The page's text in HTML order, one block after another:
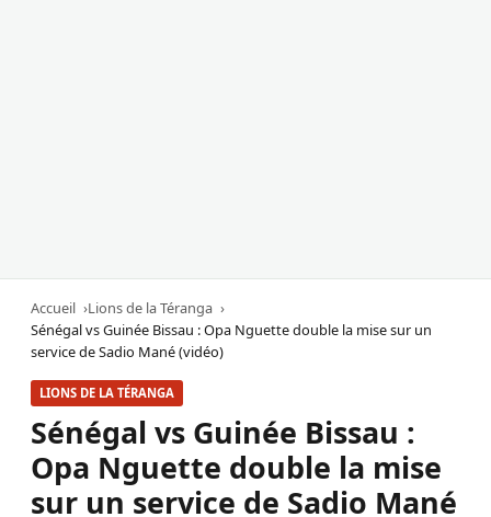
Accueil
Lions de la Téranga
Sénégal vs Guinée Bissau : Opa Nguette double la mise sur un
service de Sadio Mané (vidéo)
LIONS DE LA TÉRANGA
Sénégal vs Guinée Bissau :
Opa Nguette double la mise
sur un service de Sadio Mané